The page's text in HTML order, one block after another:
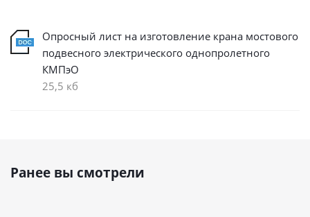
Опросный лист на изготовление крана мостового
подвесного электрического однопролетного
КМПэО
25,5 кб
Ранее вы смотрели